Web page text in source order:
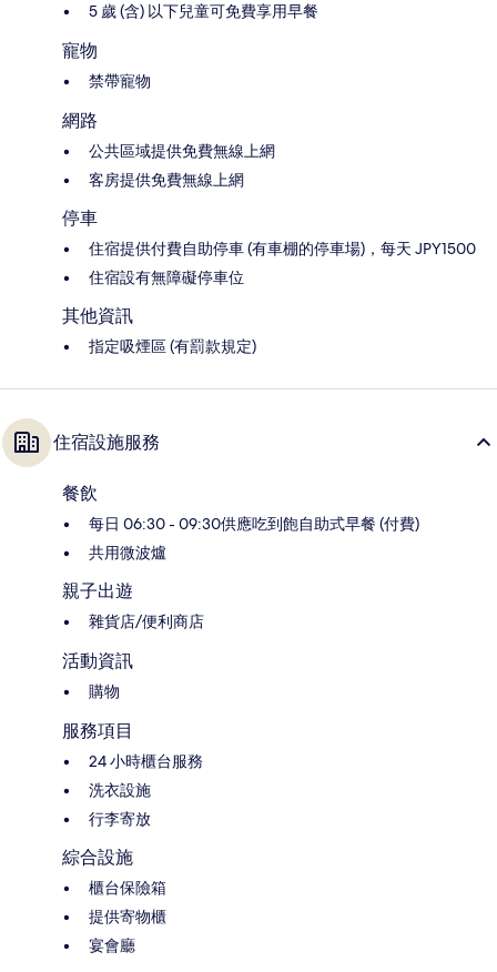
5 歲 (含) 以下兒童可免費享用早餐
寵物
禁帶寵物
網路
公共區域提供免費無線上網
客房提供免費無線上網
停車
住宿提供付費自助停車 (有車棚的停車場)，每天 JPY1500
住宿設有無障礙停車位
其他資訊
指定吸煙區 (有罰款規定)
住宿設施服務
餐飲
每日 06:30 - 09:30供應吃到飽自助式早餐 (付費)
共用微波爐
親子出遊
雜貨店/便利商店
活動資訊
購物
服務項目
24 小時櫃台服務
洗衣設施
行李寄放
綜合設施
櫃台保險箱
提供寄物櫃
宴會廳